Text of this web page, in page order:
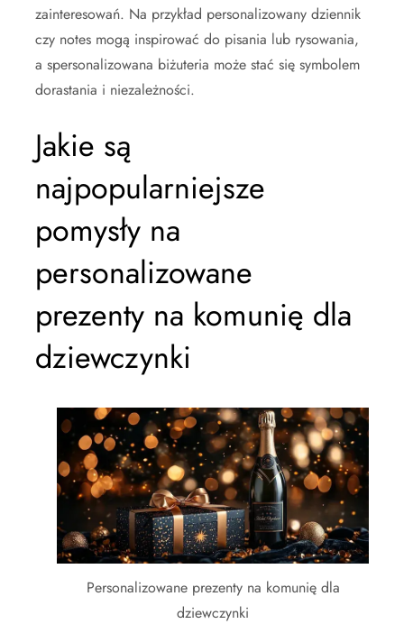
zainteresowań. Na przykład personalizowany dziennik
czy notes mogą inspirować do pisania lub rysowania,
a spersonalizowana biżuteria może stać się symbolem
dorastania i niezależności.
Jakie są
najpopularniejsze
pomysły na
personalizowane
prezenty na komunię dla
dziewczynki
Personalizowane prezenty na komunię dla
dziewczynki